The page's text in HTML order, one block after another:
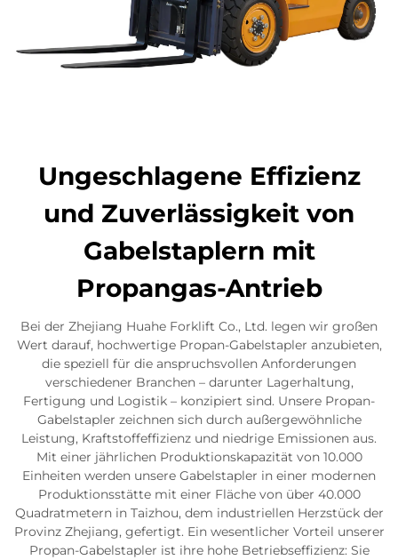
Ungeschlagene Effizienz
und Zuverlässigkeit von
Gabelstaplern mit
Propangas-Antrieb
Bei der Zhejiang Huahe Forklift Co., Ltd. legen wir großen
Wert darauf, hochwertige Propan-Gabelstapler anzubieten,
die speziell für die anspruchsvollen Anforderungen
verschiedener Branchen – darunter Lagerhaltung,
Fertigung und Logistik – konzipiert sind. Unsere Propan-
Gabelstapler zeichnen sich durch außergewöhnliche
Leistung, Kraftstoffeffizienz und niedrige Emissionen aus.
Mit einer jährlichen Produktionskapazität von 10.000
Einheiten werden unsere Gabelstapler in einer modernen
Produktionsstätte mit einer Fläche von über 40.000
Quadratmetern in Taizhou, dem industriellen Herzstück der
Provinz Zhejiang, gefertigt. Ein wesentlicher Vorteil unserer
Propan-Gabelstapler ist ihre hohe Betriebseffizienz: Sie